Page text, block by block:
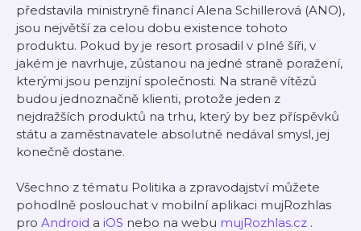
představila ministryně financí Alena Schillerová (ANO),
jsou největší za celou dobu existence tohoto
produktu. Pokud by je resort prosadil v plné šíři, v
jakém je navrhuje, zůstanou na jedné straně poražení,
kterými jsou penzijní společnosti. Na straně vítězů
budou jednoznačně klienti, protože jeden z
nejdražších produktů na trhu, který by bez příspěvků
státu a zaměstnavatele absolutně nedával smysl, jej
konečně dostane.
Všechno z tématu Politika a zpravodajství můžete
pohodlně poslouchat v mobilní aplikaci mujRozhlas
pro Android a iOS nebo na webu mujRozhlas.cz .